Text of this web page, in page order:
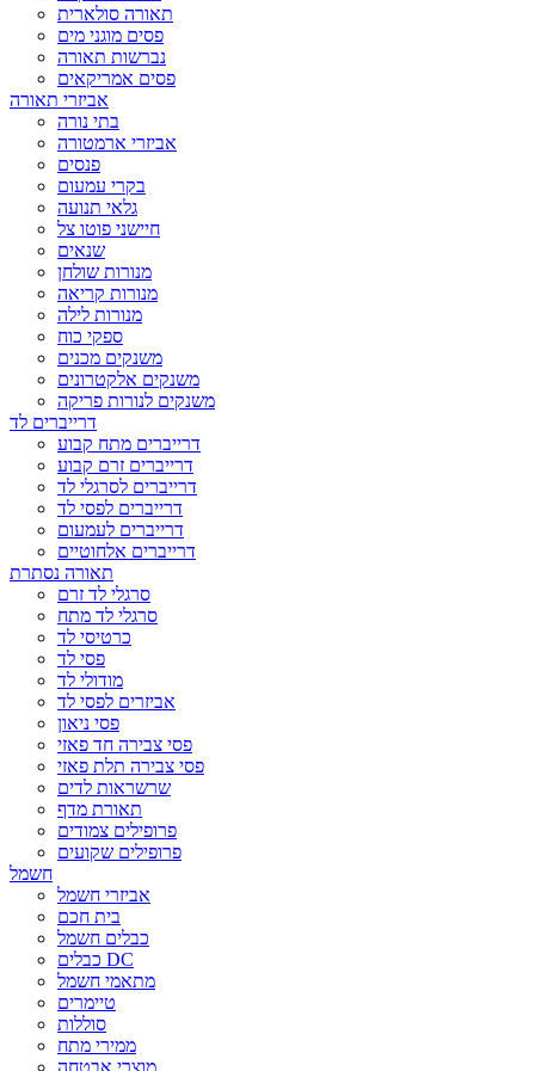
תאורה סולארית
פסים מוגני מים
נברשות תאורה
פסים אמריקאים
אביזרי תאורה
בתי נורה
אביזרי ארמטורה
פנסים
בקרי עמעום
גלאי תנועה
חיישני פוטו צל
שנאים
מנורות שולחן
מנורות קריאה
מנורות לילה
ספקי כוח
משנקים מכנים
משנקים אלקטרונים
משנקים לנורות פריקה
דרייברים לד
דרייברים מתח קבוע
דרייברים זרם קבוע
דרייברים לסרגלי לד
דרייברים לפסי לד
דרייברים לעמעום
דרייברים אלחוטיים
תאורה נסתרת
סרגלי לד זרם
סרגלי לד מתח
כרטיסי לד
פסי לד
מודולי לד
אביזרים לפסי לד
פסי ניאון
פסי צבירה חד פאזי
פסי צבירה תלת פאזי
שרשראות לדים
תאורת מדף
פרופילים צמודים
פרופילים שקועים
חשמל
אביזרי חשמל
בית חכם
כבלים חשמל
כבלים DC
מתאמי חשמל
טיימרים
סוללות
ממירי מתח